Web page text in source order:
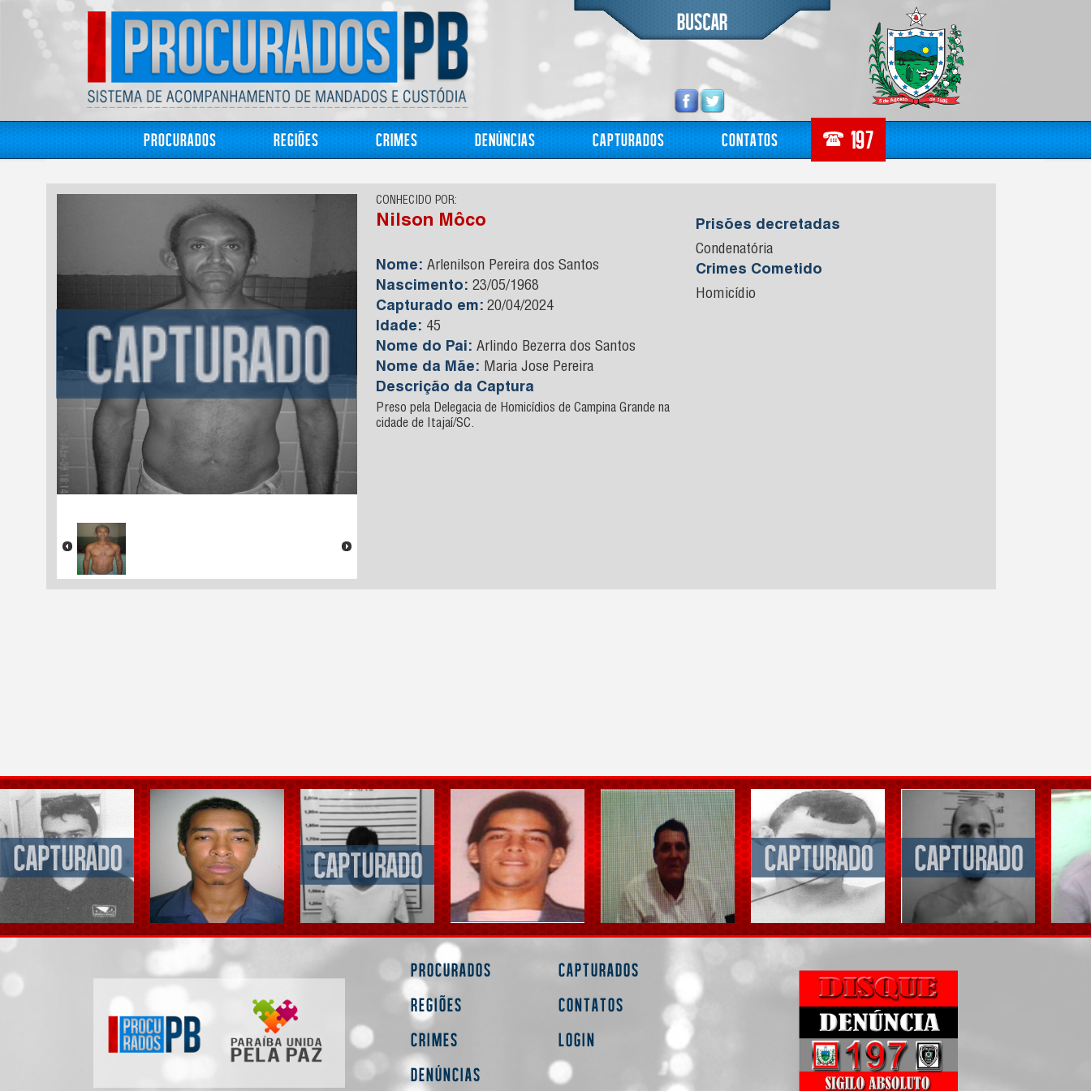
Procurados Regiões Crimes Denúncias Capturados Contatos
CONHECIDO POR:
Nilson Môco
Nome: Arlenilson Pereira dos Santos
Nascimento: 23/05/1968
Capturado em: 20/04/2024
Idade: 45
Nome do Pai: Arlindo Bezerra dos Santos
Nome da Mãe: Maria Jose Pereira
Descrição da Captura
Preso pela Delegacia de Homicídios de Campina Grande na
cidade de Itajaí/SC.
Prisões decretadas
Condenatória
Crimes Cometido
Homicídio
Procurados
Regiões
Crimes
Denúncias
Capturados
Contatos
Login